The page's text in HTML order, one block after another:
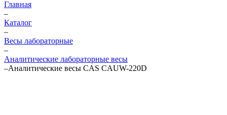
Главная
–
Каталог
–
Весы лабораторные
–
Аналитические лабораторные весы
–Аналитические весы CAS CAUW-220D